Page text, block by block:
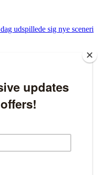
udspillede sig nye sceneri
5 km på bare 8 uger